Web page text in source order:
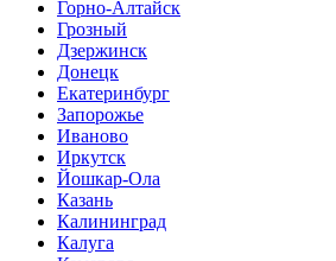
Горно-Алтайск
Грозный
Дзержинск
Донецк
Екатеринбург
Запорожье
Иваново
Иркутск
Йошкар-Ола
Казань
Калининград
Калуга